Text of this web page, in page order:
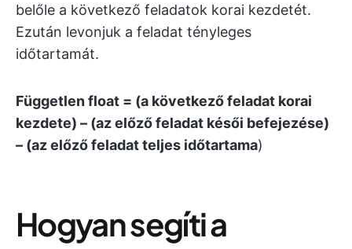
belőle a következő feladatok korai kezdetét.
Ezután levonjuk a feladat tényleges
időtartamát.
Független float = (a következő feladat korai
kezdete) – (az előző feladat késői befejezése)
– (az előző feladat teljes időtartama)
Hogyan segíti a